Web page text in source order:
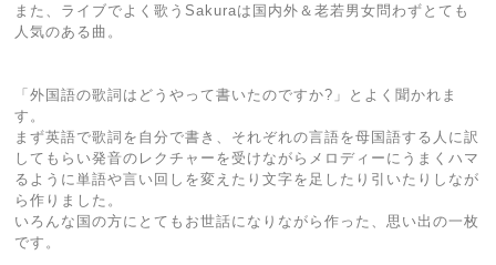
また、ライブでよく歌うSakuraは国内外＆老若男女問わずとても
人気のある曲。
「外国語の歌詞はどうやって書いたのですか?」とよく聞かれま
す。
まず英語で歌詞を自分で書き、それぞれの言語を母国語する人に訳
してもらい発音のレクチャーを受けながらメロディーにうまくハマ
るように単語や言い回しを変えたり文字を足したり引いたりしなが
ら作りました。
いろんな国の方にとてもお世話になりながら作った、思い出の一枚
です。